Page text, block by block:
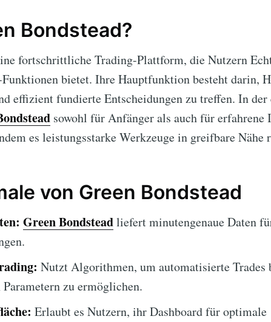
Bondstead?
fortschrittliche Trading-Plattform, die Nutzern
bietet. Ihre Hauptfunktion besteht darin,
effizient fundierte Entscheidungen zu treffen. In der
sowohl für Anfänger als auch für erfahrene
es leistungsstarke Werkzeuge in greifbare Nähe
von Green Bondstead
Green Bondsteadliefert minutengenaue Daten
Nutzt Algorithmen, um automatisierte Trades
zu ermöglichen.
Erlaubt es Nutzern, ihr Dashboard für optimale